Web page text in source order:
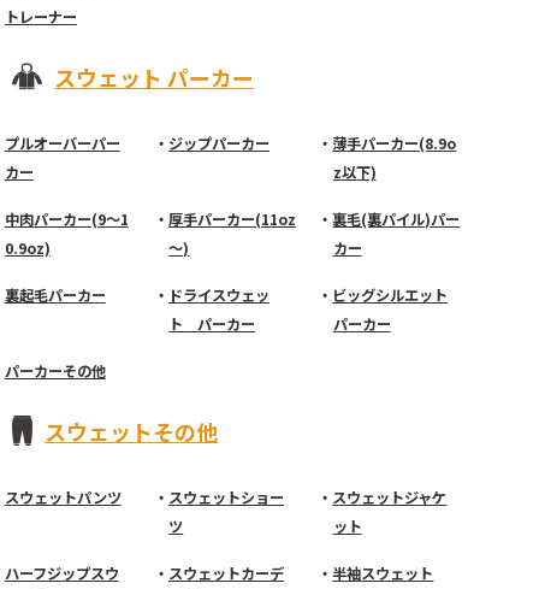
トレーナー
スウェット パーカー
プルオーバーパー
カー
ジップパーカー
薄手パーカー(8.9o
z以下)
中肉パーカー(9～1
0.9oz)
厚手パーカー(11oz
～)
裏毛(裏パイル)パー
カー
裏起毛パーカー
ドライスウェッ
ト パーカー
ビッグシルエット
パーカー
パーカーその他
スウェットその他
スウェットパンツ
スウェットショー
ツ
スウェットジャケ
ット
ハーフジップスウ
スウェットカーデ
半袖スウェット